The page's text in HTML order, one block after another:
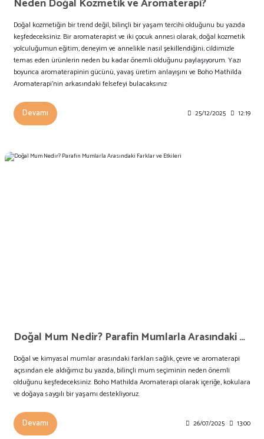
Doğal kozmetiğin bir trend değil, bilinçli bir yaşam tercihi olduğunu bu yazıda
keşfedeceksiniz. Bir aromaterapist ve iki çocuk annesi olarak, doğal kozmetik
yolculuğumun eğitim, deneyim ve annelikle nasıl şekillendiğini; cildimizle
temas eden ürünlerin neden bu kadar önemli olduğunu paylaşıyorum. Yazı
boyunca aromaterapinin gücünü, yavaş üretim anlayışını ve Boho Mathilda
Aromaterapi’nin arkasındaki felsefeyi bulacaksınız
Devamı 25/12/2025 12:19
Doğal Mum Nedir? Parafin Mumlarla Arasındaki Farklar ve Etkileri
Doğal ve kimyasal mumlar arasındaki farkları sağlık, çevre ve aromaterapi
açısından ele aldığımız bu yazıda, bilinçli mum seçiminin neden önemli
olduğunu keşfedeceksiniz. Boho Mathilda Aromaterapi olarak içeriğe, kokulara
ve doğaya saygılı bir yaşamı destekliyoruz.
Devamı 26/07/2025 13:00